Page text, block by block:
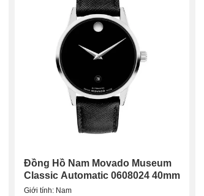
Đồng Hồ Nam Movado Museum
Classic Automatic 0608024 40mm
Giới tính: Nam